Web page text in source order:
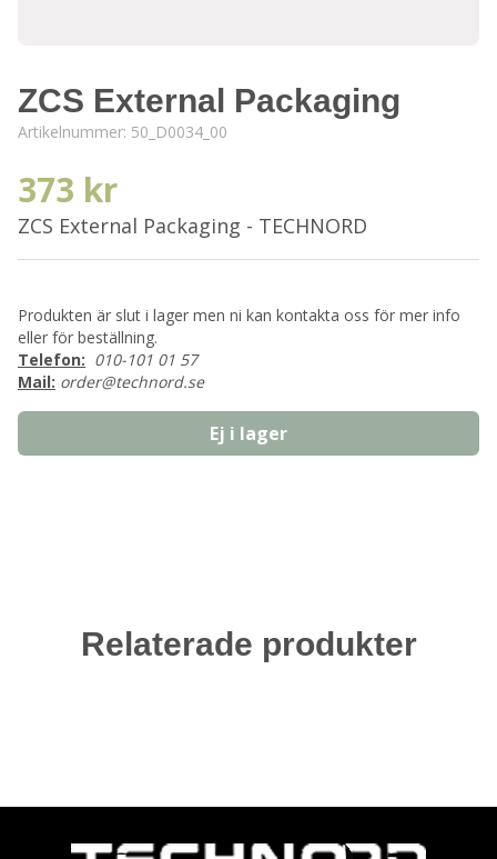
ZCS External Packaging
Artikelnummer: 50_D0034_00
373 kr
ZCS External Packaging - TECHNORD
Produkten är slut i lager men ni kan kontakta oss för mer info
eller för beställning.
Telefon: 010-101 01 57
Mail: order@technord.se
Ej i lager
Relaterade produkter